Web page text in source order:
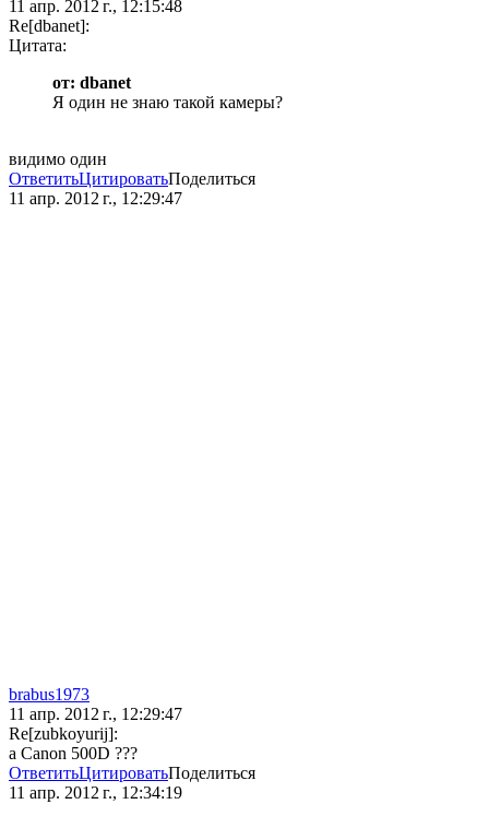
11 апр. 2012 г., 12:15:48
Re[dbanet]:
Цитата:
от: dbanet
Я один не знаю такой камеры?
видимо один
ОтветитьЦитироватьПоделиться
11 апр. 2012 г., 12:29:47
brabus1973
11 апр. 2012 г., 12:29:47
Re[zubkoyurij]:
а Canon 500D ???
ОтветитьЦитироватьПоделиться
11 апр. 2012 г., 12:34:19